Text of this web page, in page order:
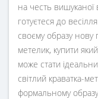
на честь вишуканої
готуєтеся до
своєму образу нову
метелик, купити
може стати
світлий краватка-
формальному